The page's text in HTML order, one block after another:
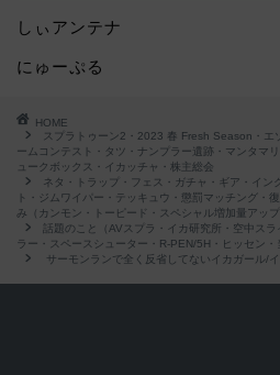
しぃアンテナ
にゅーぷる
HOME
スプラトゥーン2・2023 春 Fresh Season・エ
ームコンテスト・タツ・ナンプラー遺跡・マンタマ
ュークボックス・イカッチャ・株主総会
ネタ・トラップ・フェス・ガチャ・ギア・イン
ト・ジムワイパー・テッキュウ・懲罰マッチング・
み（カンモン・トーピード・スペシャル増加量アッ
話題のこと（AVスプラ・イカ研究所・空中ス
ラー・スペースシューター・R-PEN/5H・ヒッセン・
サーモンランで全く反省してないイカガール/